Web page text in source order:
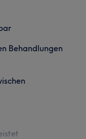
Behandlungen